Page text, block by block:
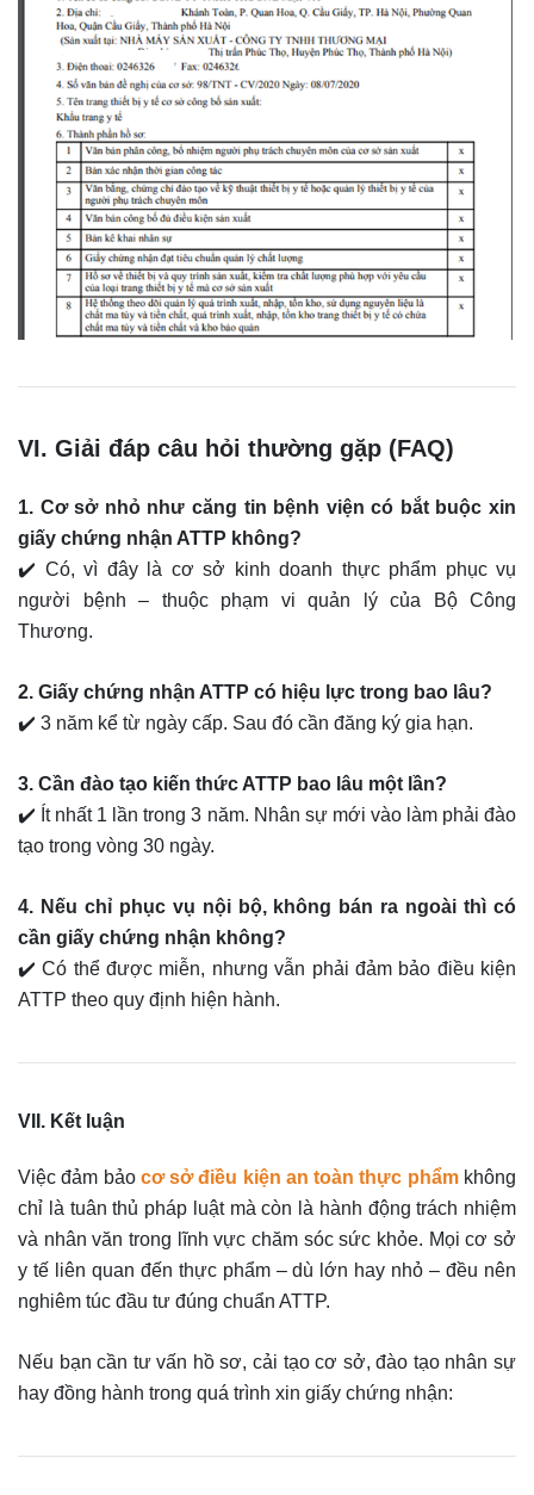
VI. Giải đáp câu hỏi thường gặp (FAQ)
1. Cơ sở nhỏ như căng tin bệnh viện có bắt buộc xin
giấy chứng nhận ATTP không?
✔️ Có, vì đây là cơ sở kinh doanh thực phẩm phục vụ
người bệnh – thuộc phạm vi quản lý của Bộ Công
Thương.
2. Giấy chứng nhận ATTP có hiệu lực trong bao lâu?
✔️ 3 năm kể từ ngày cấp. Sau đó cần đăng ký gia hạn.
3. Cần đào tạo kiến thức ATTP bao lâu một lần?
✔️ Ít nhất 1 lần trong 3 năm. Nhân sự mới vào làm phải đào
tạo trong vòng 30 ngày.
4. Nếu chỉ phục vụ nội bộ, không bán ra ngoài thì có
cần giấy chứng nhận không?
✔️ Có thể được miễn, nhưng vẫn phải đảm bảo điều kiện
ATTP theo quy định hiện hành.
VII. Kết luận
Việc đảm bảo cơ sở điều kiện an toàn thực phẩmkhông
chỉ là tuân thủ pháp luật mà còn là hành động trách nhiệm
và nhân văn trong lĩnh vực chăm sóc sức khỏe. Mọi cơ sở
y tế liên quan đến thực phẩm – dù lớn hay nhỏ – đều nên
nghiêm túc đầu tư đúng chuẩn ATTP.
Nếu bạn cần tư vấn hồ sơ, cải tạo cơ sở, đào tạo nhân sự
hay đồng hành trong quá trình xin giấy chứng nhận: